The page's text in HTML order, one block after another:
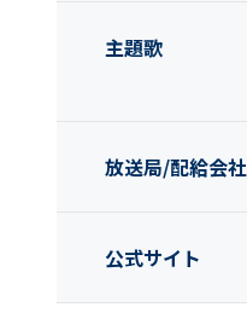
主題歌
放送局/配給会社
公式サイト